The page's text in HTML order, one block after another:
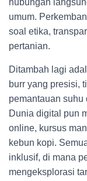
hubungan
umum.
soal etika,
pertanian.
Ditambah lagi
burr yang presisi,
pemantauan suhu
Dunia digital pun
online, kursus
kebun kopi.
inklusif, di mana
mengeksplorasi